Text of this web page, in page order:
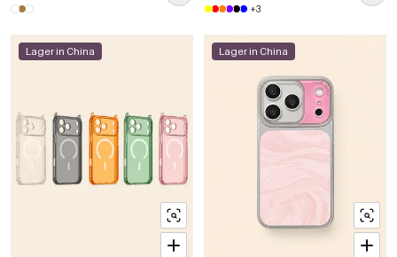
+3
Lager in China Lager in China